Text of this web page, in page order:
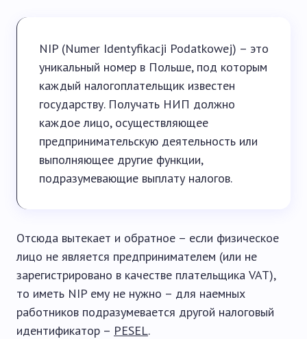
NIP (Numer Identyfikacji Podatkowej) – это
уникальный номер в Польше, под которым
каждый налогоплательщик известен
государству. Получать НИП должно
каждое лицо, осуществляющее
предпринимательскую деятельность или
выполняющее другие функции,
подразумевающие выплату налогов.
Отсюда вытекает и обратное – если физическое
лицо не является предпринимателем (или не
зарегистрировано в качестве плательщика VAT),
то иметь NIP ему не нужно – для наемных
работников подразумевается другой налоговый
идентификатор – PESEL.